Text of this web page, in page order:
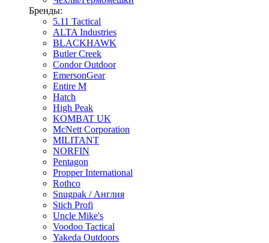
Бренды:
5.11 Tactical
ALTA Industries
BLACKHAWK
Butler Creek
Condor Outdoor
EmersonGear
Entire M
Hatch
High Peak
KOMBAT UK
McNett Corporation
MILITANT
NORFIN
Pentagon
Propper International
Rothco
Snugpak / Англия
Stich Profi
Uncle Mike's
Voodoo Tactical
Yakeda Outdoors